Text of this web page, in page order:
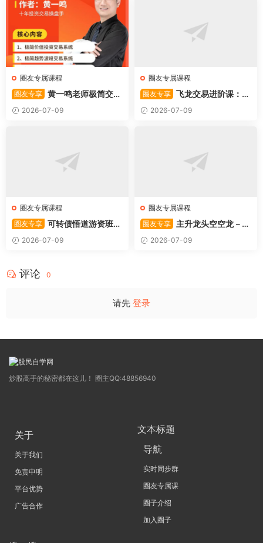
圈友专属课程
圈友专享 黄一鸣老师极简交易
系统2026-07-09
圈友专属课程
圈友专享 飞龙交易进阶课：共
振战法
2026-07-09
圈友专属课程
圈友专享 可转债悟道游资班出
奇系列悟道系列守正系列课程-
卓妍
2026-07-09
圈友专属课程
圈友专享
主升龙头空空龙－竞
价抢筹盘口的量化公式与十几
年的体系干货，全篇2026061
2026-07-09
评论 0
请先 登录
炒股高手的秘密都在这儿！ 圈主QQ:48856940
关于
关于我们
免责申明
平台优势
广告合作
文本标题
导航
实时同步群
圈友专属课
圈子介绍
加入圈子